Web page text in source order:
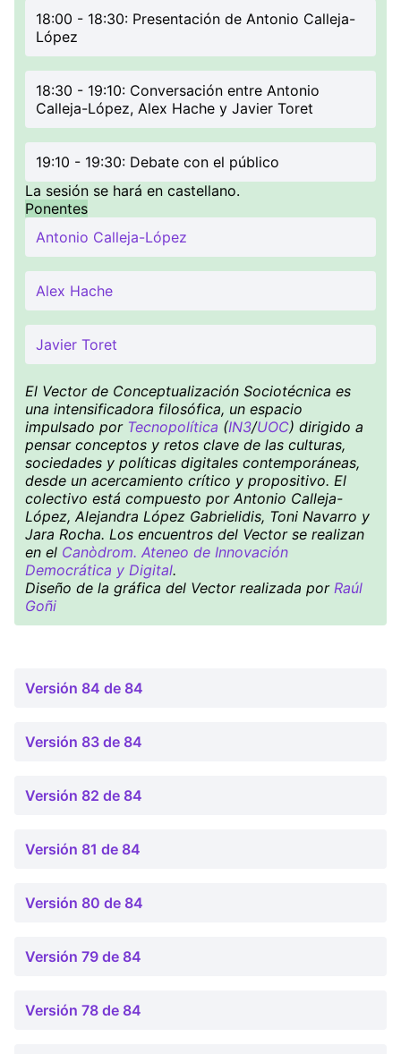
18:00 - 18:30: Presentación de Antonio Calleja-
López
18:30 - 19:10: Conversación entre Antonio
Calleja-López, Alex Hache y Javier Toret
19:10 - 19:30: Debate con el público
La sesión se hará en castellano.
Ponentes
Antonio Calleja-López
Alex Hache
Javier Toret
El Vector de Conceptualización Sociotécnica es
una intensificadora filosófica, un espacio
impulsado por Tecnopolítica (IN3/UOC) dirigido a
pensar conceptos y retos clave de las culturas,
sociedades y políticas digitales contemporáneas,
desde un acercamiento crítico y propositivo. El
colectivo está compuesto por Antonio Calleja-
López, Alejandra López Gabrielidis, Toni Navarro y
Jara Rocha. Los encuentros del Vector se realizan
en el Canòdrom. Ateneo de Innovación
Democrática y Digital.
Diseño de la gráfica del Vector realizada por Raúl
Goñi
Versión 84 de 84
Versión 83 de 84
Versión 82 de 84
Versión 81 de 84
Versión 80 de 84
Versión 79 de 84
Versión 78 de 84